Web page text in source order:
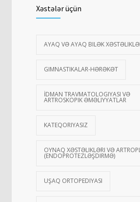
Xəstələr üçün
AYAQ VƏ AYAQ BILƏK
GIMNASTIKALAR-HƏRƏKƏT
İDMAN TRAVMATOLOGIYASI VƏ
ARTROSKOPIK ƏMƏLIYYATLAR
KATEQORIYASIZ
OYNAQ XƏSTƏLIKLƏRI VƏ
(ENDOPROTEZLƏŞDIRMƏ)
UŞAQ ORTOPEDIYASI